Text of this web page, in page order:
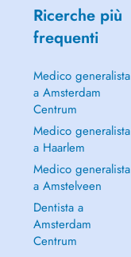
Ricerche più
frequenti
Medico generalista
a Amsterdam
Centrum
Medico generalista
a Haarlem
Medico generalista
a Amstelveen
Dentista a
Amsterdam
Centrum